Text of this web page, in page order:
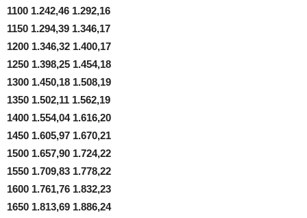
1100 1.242,46 1.292,16
1150 1.294,39 1.346,17
1200 1.346,32 1.400,17
1250 1.398,25 1.454,18
1300 1.450,18 1.508,19
1350 1.502,11 1.562,19
1400 1.554,04 1.616,20
1450 1.605,97 1.670,21
1500 1.657,90 1.724,22
1550 1.709,83 1.778,22
1600 1.761,76 1.832,23
1650 1.813,69 1.886,24